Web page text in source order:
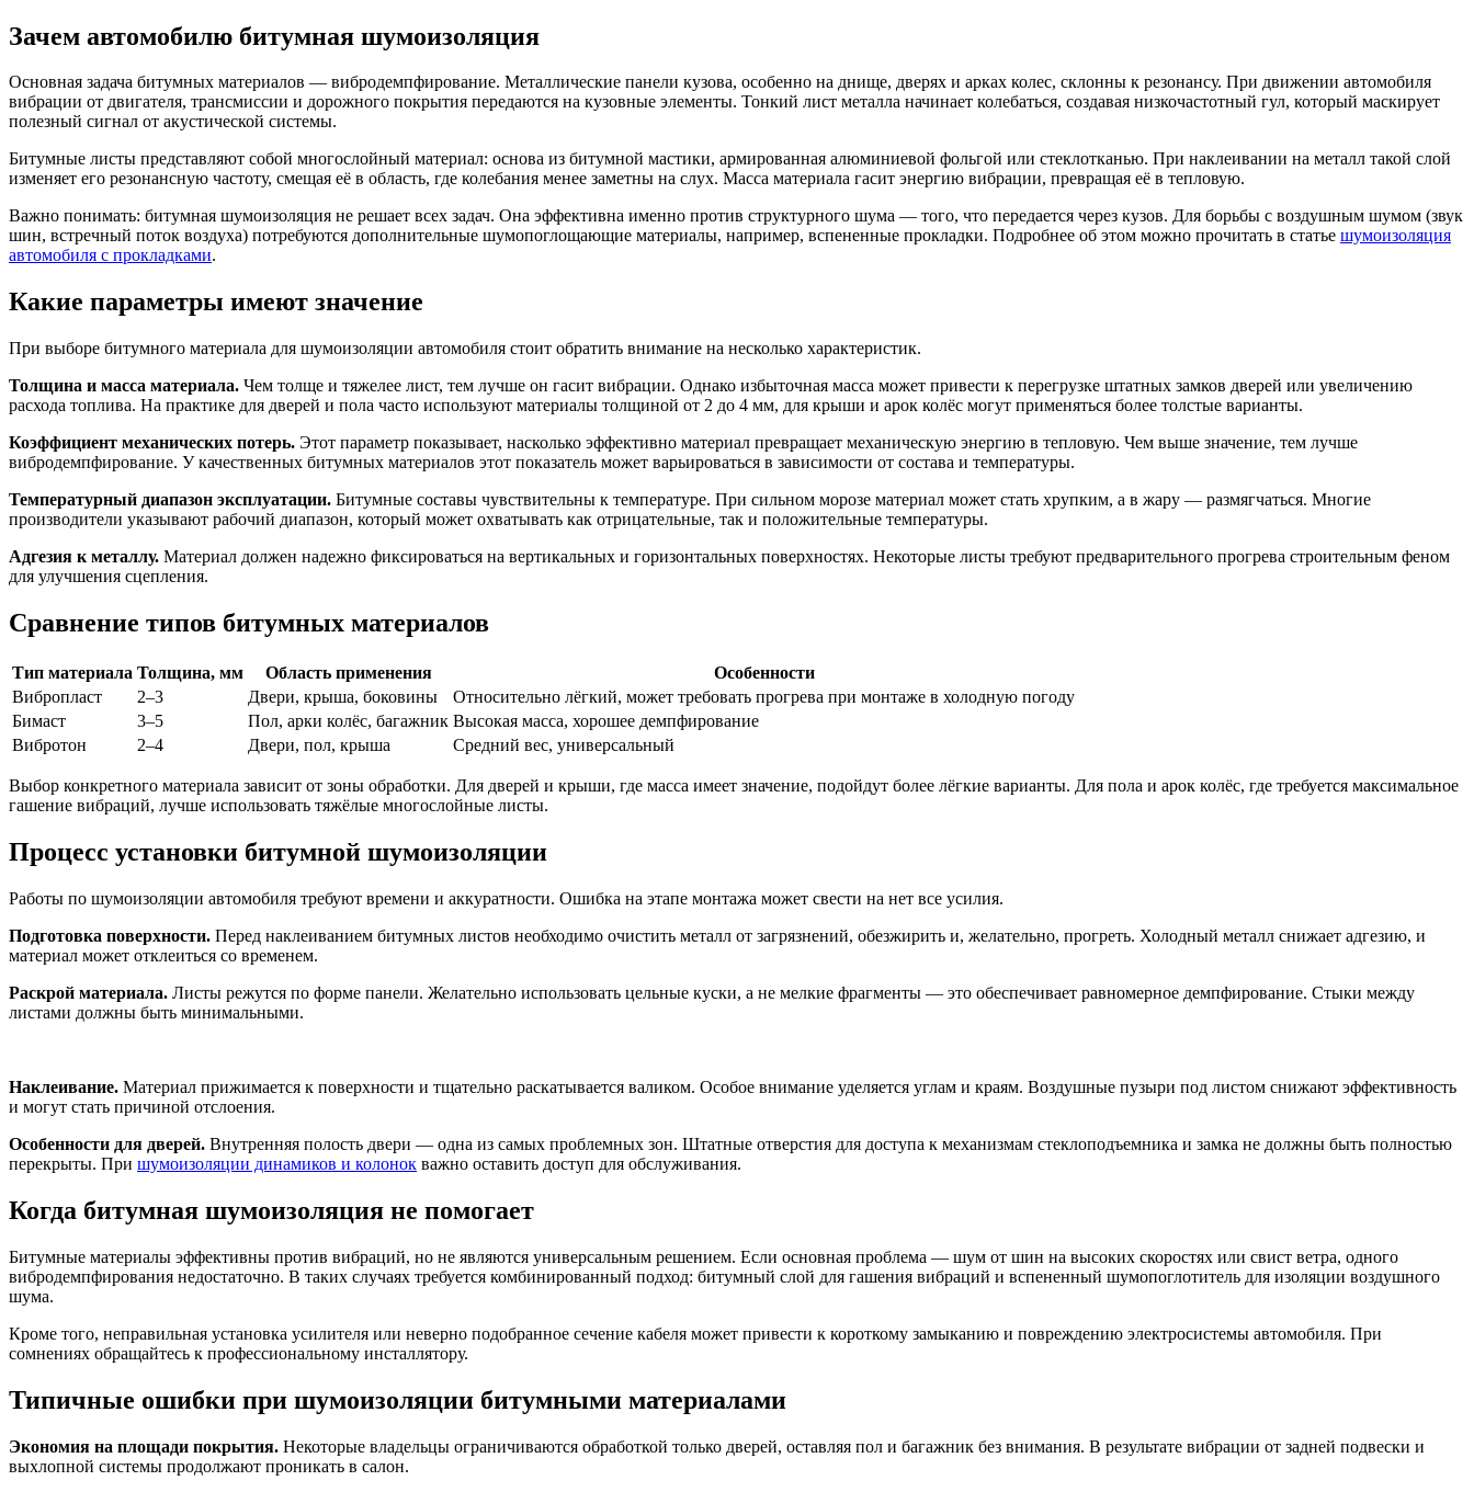
Зачем автомобилю битумная шумоизоляция
Основная задача битумных материалов — вибродемпфирование. Металлические панели кузова, особенно на днище, дверях и арках колес, склонны к резонансу. При движении автомобиля
вибрации от двигателя, трансмиссии и дорожного покрытия передаются на кузовные элементы. Тонкий лист металла начинает колебаться, создавая низкочастотный гул, который маскирует
полезный сигнал от акустической системы.
Битумные листы представляют собой многослойный материал: основа из битумной мастики, армированная алюминиевой фольгой или стеклотканью. При наклеивании на металл такой слой
изменяет его резонансную частоту, смещая её в область, где колебания менее заметны на слух. Масса материала гасит энергию вибрации, превращая её в тепловую.
Важно понимать: битумная шумоизоляция не решает всех задач. Она эффективна именно против структурного шума — того, что передается через кузов. Для борьбы с воздушным шумом (звук
шин, встречный поток воздуха) потребуются дополнительные шумопоглощающие материалы, например, вспененные прокладки. Подробнее об этом можно прочитать в статье шумоизоляция
автомобиля с прокладками.
Какие параметры имеют значение
При выборе битумного материала для шумоизоляции автомобиля стоит обратить внимание на несколько характеристик.
Толщина и масса материала. Чем толще и тяжелее лист, тем лучше он гасит вибрации. Однако избыточная масса может привести к перегрузке штатных замков дверей или увеличению
расхода топлива. На практике для дверей и пола часто используют материалы толщиной от 2 до 4 мм, для крыши и арок колёс могут применяться более толстые варианты.
Коэффициент механических потерь. Этот параметр показывает, насколько эффективно материал превращает механическую энергию в тепловую. Чем выше значение, тем лучше
вибродемпфирование. У качественных битумных материалов этот показатель может варьироваться в зависимости от состава и температуры.
Температурный диапазон эксплуатации. Битумные составы чувствительны к температуре. При сильном морозе материал может стать хрупким, а в жару — размягчаться. Многие
производители указывают рабочий диапазон, который может охватывать как отрицательные, так и положительные температуры.
Адгезия к металлу. Материал должен надежно фиксироваться на вертикальных и горизонтальных поверхностях. Некоторые листы требуют предварительного прогрева строительным феном
для улучшения сцепления.
Сравнение типов битумных материалов
Тип материала Толщина, мм Область применения
Особенности
Вибропласт
2–3 Двери, крыша, боковины
Относительно лёгкий, может требовать прогрева при монтаже в холодную погоду
Бимаст
3–5 Пол, арки колёс, багажник Высокая масса, хорошее демпфирование
Вибротон
2–4 Двери, пол, крыша Средний вес, универсальный
Выбор конкретного материала зависит от зоны обработки. Для дверей и крыши, где масса имеет значение, подойдут более лёгкие варианты. Для пола и арок колёс, где требуется максимальное
гашение вибраций, лучше использовать тяжёлые многослойные листы.
Процесс установки битумной шумоизоляции
Работы по шумоизоляции автомобиля требуют времени и аккуратности. Ошибка на этапе монтажа может свести на нет все усилия.
Подготовка поверхности. Перед наклеиванием битумных листов необходимо очистить металл от загрязнений, обезжирить и, желательно, прогреть. Холодный металл снижает адгезию, и
материал может отклеиться со временем.
Раскрой материала. Листы режутся по форме панели. Желательно использовать цельные куски, а не мелкие фрагменты — это обеспечивает равномерное демпфирование. Стыки между
листами должны быть минимальными.
Наклеивание. Материал прижимается к поверхности и тщательно раскатывается валиком. Особое внимание уделяется углам и краям. Воздушные пузыри под листом снижают эффективность
и могут стать причиной отслоения.
Особенности для дверей. Внутренняя полость двери — одна из самых проблемных зон. Штатные отверстия для доступа к механизмам стеклоподъемника и замка не должны быть полностью
перекрыты. При шумоизоляции динамиков и колонок важно оставить доступ для обслуживания.
Когда битумная шумоизоляция не помогает
Битумные материалы эффективны против вибраций, но не являются универсальным решением. Если основная проблема — шум от шин на высоких скоростях или свист ветра, одного
вибродемпфирования недостаточно. В таких случаях требуется комбинированный подход: битумный слой для гашения вибраций и вспененный шумопоглотитель для изоляции воздушного
шума.
Кроме того, неправильная установка усилителя или неверно подобранное сечение кабеля может привести к короткому замыканию и повреждению электросистемы автомобиля. При
сомнениях обращайтесь к профессиональному инсталлятору.
Типичные ошибки при шумоизоляции битумными материалами
Экономия на площади покрытия. Некоторые владельцы ограничиваются обработкой только дверей, оставляя пол и багажник без внимания. В результате вибрации от задней подвески и
выхлопной системы продолжают проникать в салон.